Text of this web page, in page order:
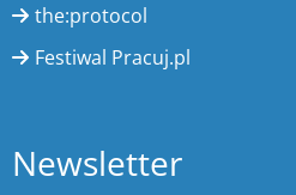
the:protocol
Festiwal Pracuj.pl
Newsletter